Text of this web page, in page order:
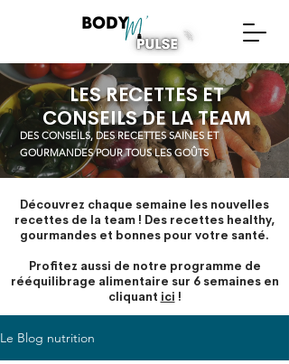
LES RECETTES ET
CONSEILS DE LA TEAM
DES CONSEILS, DES RECETTES SAINES ET
GOURMANDES POUR TOUS LES GOÛTS
Découvrez chaque semaine les nouvelles
recettes de la team ! Des recettes healthy,
gourmandes et bonnes pour votre santé.
Profitez aussi de notre programme de
rééquilibrage alimentaire sur 6 semaines en
cliquant ici !
Le Blog nutrition